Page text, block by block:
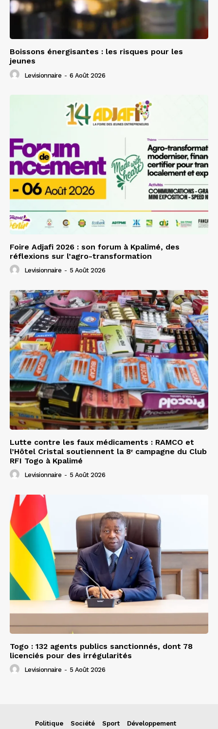
Boissons énergisantes : les risques pour les
jeunes
Levisionnaire - 6 Août 2026
Foire Adjafi 2026 : son forum à Kpalimé, des
réflexions sur l’agro-transformation
Levisionnaire - 5 Août 2026
Lutte contre les faux médicaments : RAMCO et
l’Hôtel Cristal soutiennent la 8ᵉ campagne du Club
RFI Togo à Kpalimé
Levisionnaire - 5 Août 2026
Togo : 132 agents publics sanctionnés, dont 78
licenciés pour des irrégularités
Levisionnaire - 5 Août 2026
Politique Société Sport
Développement